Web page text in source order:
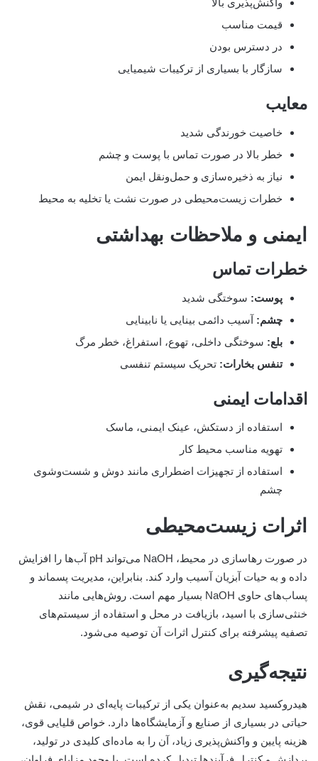
واکنش‌پذیری بالا
قیمت مناسب
در دسترس بودن
سازگار با بسیاری از ترکیبات شیمیایی
معایب
خاصیت خورندگی شدید
خطر بالا در صورت تماس با پوست و چشم
نیاز به ذخیره‌سازی و حمل‌ونقل ایمن
خطرات زیست‌محیطی در صورت نشت یا تخلیه به محیط
ایمنی و ملاحظات بهداشتی
خطرات تماس
پوست: سوختگی شدید
چشم: آسیب دائمی بینایی یا نابینایی
بلع: سوختگی داخلی، تهوع، استفراغ، خطر مرگ
تنفس بخارات: تحریک سیستم تنفسی
اقدامات ایمنی
استفاده از دستکش، عینک ایمنی، ماسک
تهویه مناسب محیط کار
استفاده از تجهیزات اضطراری مانند دوش و شست‌وشوی
چشم
اثرات زیست‌محیطی
در صورت رهاسازی در محیط، NaOH می‌تواند pH آب‌ها را افزایش
داده و به حیات آبزیان آسیب وارد کند. بنابراین، مدیریت پسماند و
پساب‌های حاوی NaOH بسیار مهم است. روش‌هایی مانند
خنثی‌سازی با اسید، بازیافت در محل و استفاده از سیستم‌های
تصفیه پیشرفته برای کنترل اثرات آن توصیه می‌شود.
نتیجه‌گیری
هیدروکسید سدیم به‌عنوان یکی از ترکیبات پایه‌ای در شیمی، نقش
حیاتی در بسیاری از صنایع و آزمایشگاه‌ها دارد. خواص قلیایی قوی،
هزینه پایین و واکنش‌پذیری زیاد، آن را به ماده‌ای کلیدی در تولید،